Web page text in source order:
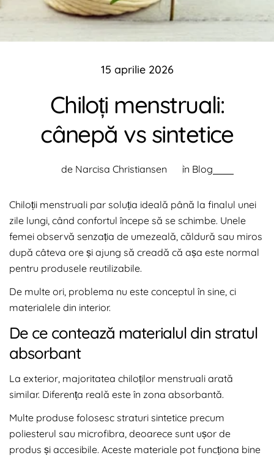
15 aprilie 2026
Chiloți menstruali:
cânepă vs sintetice
de Narcisa Christiansen în Blog
Chiloții menstruali par soluția ideală până la finalul unei
zile lungi, când confortul începe să se schimbe. Unele
femei observă senzația de umezeală, căldură sau miros
după câteva ore și ajung să creadă că așa este normal
pentru produsele reutilizabile.
De multe ori, problema nu este conceptul în sine, ci
materialele din interior.
De ce contează materialul din stratul
absorbant
La exterior, majoritatea chiloților menstruali arată
similar. Diferența reală este în zona absorbantă.
Multe produse folosesc straturi sintetice precum
poliesterul sau microfibra, deoarece sunt ușor de
produs și accesibile. Aceste materiale pot funcționa bine